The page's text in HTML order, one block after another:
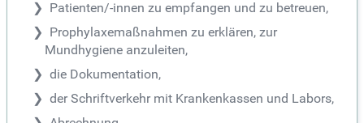
Patienten/-innen zu empfangen und zu betreuen,
Prophylaxemaßnahmen zu erklären, zur
Mundhygiene anzuleiten,
die Dokumentation,
der Schriftverkehr mit Krankenkassen und Labors,